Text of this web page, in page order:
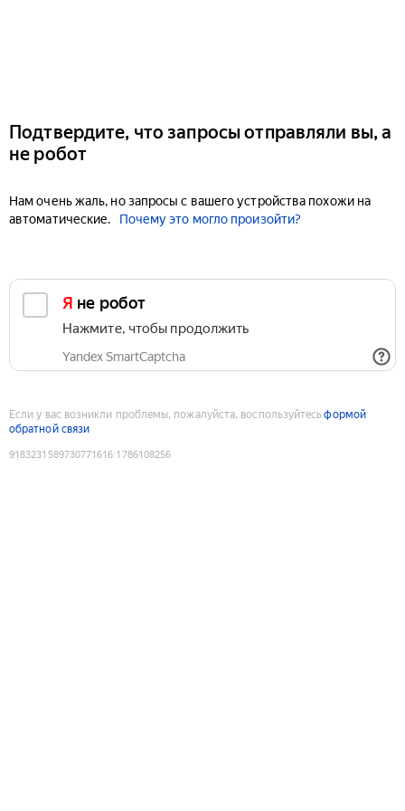
Подтвердите, что запросы отправляли вы, а
не робот
Нам очень жаль, но запросы с вашего устройства похожи на
автоматические.
Почему это могло произойти?
Я не робот
Нажмите, чтобы продолжить
Yandex SmartCaptcha
Если у вас возникли проблемы, пожалуйста, воспользуйтесьформой
обратной связи
9183231589730771616:1786108256